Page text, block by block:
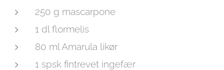
250 g mascarpone
1 dl flormelis
80 ml Amarula likør
1 spsk fintrevet ingefær